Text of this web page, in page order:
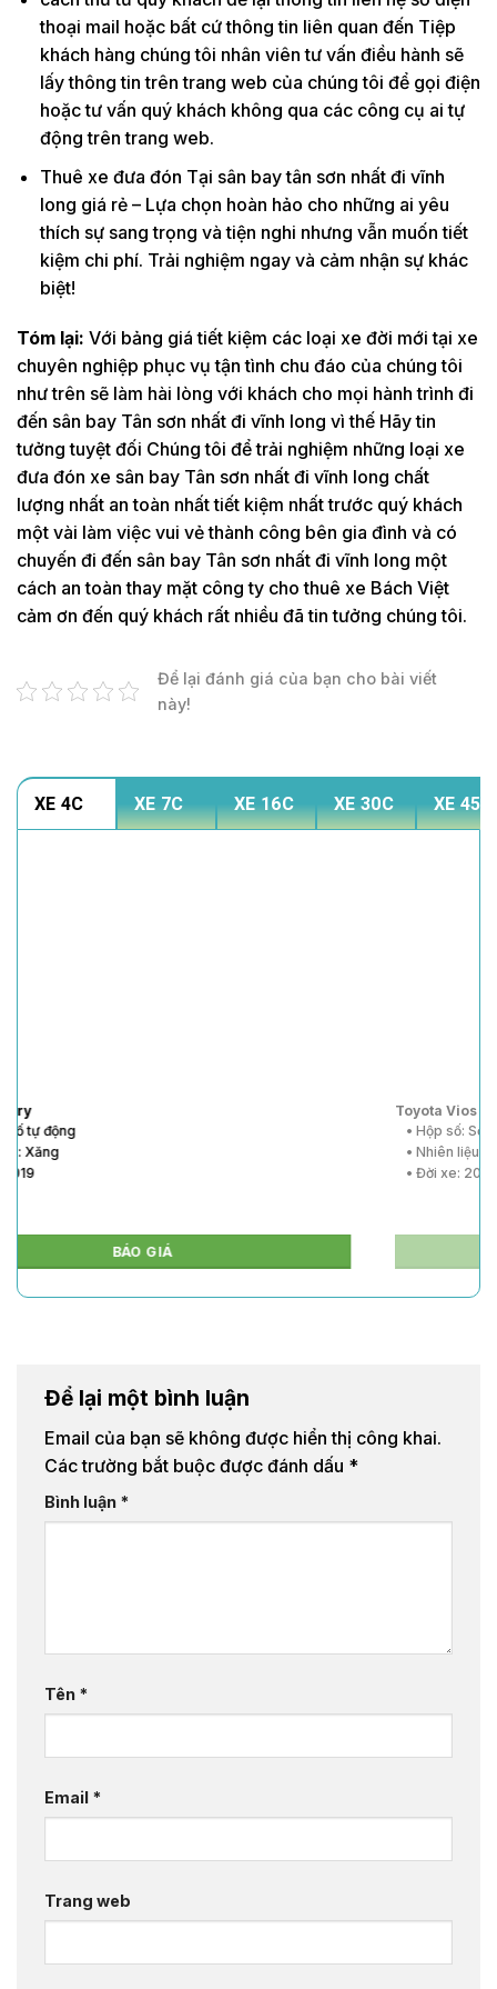
thoại mail hoặc bất cứ thông tin liên quan đến Tiệp
khách hàng chúng tôi nhân viên tư vấn điều hành sẽ
lấy thông tin trên trang web của chúng tôi để gọi điện
hoặc tư vấn quý khách không qua các công cụ ai tự
động trên trang web.
Thuê xe đưa đón Tại sân bay tân sơn nhất đi vĩnh
long giá rẻ – Lựa chọn hoàn hảo cho những ai yêu
thích sự sang trọng và tiện nghi nhưng vẫn muốn tiết
kiệm chi phí. Trải nghiệm ngay và cảm nhận sự khác
biệt!
Tóm lại: Với bảng giá tiết kiệm các loại xe đời mới tại xe
chuyên nghiệp phục vụ tận tình chu đáo của chúng tôi
như trên sẽ làm hài lòng với khách cho mọi hành trình đi
đến sân bay Tân sơn nhất đi vĩnh long vì thế Hãy tin
tưởng tuyệt đối Chúng tôi để trải nghiệm những loại xe
đưa đón xe sân bay Tân sơn nhất đi vĩnh long chất
lượng nhất an toàn nhất tiết kiệm nhất trước quý khách
một vài làm việc vui vẻ thành công bên gia đình và có
chuyến đi đến sân bay Tân sơn nhất đi vĩnh long một
cách an toàn thay mặt công ty cho thuê xe Bách Việt
cảm ơn đến quý khách rất nhiều đã tin tưởng chúng tôi.
Để lại đánh giá của bạn cho bài viết
này!
XE 4C XE 7C XE 16C XE 30C XE 45C
• Hộp số: Số tự động
• Nhiên liệu: Xăng
Để lại một bình luận
Email của bạn sẽ không được hiển thị công khai.
Các trường bắt buộc được đánh dấu *
Bình luận *
Tên *
Email *
Trang web